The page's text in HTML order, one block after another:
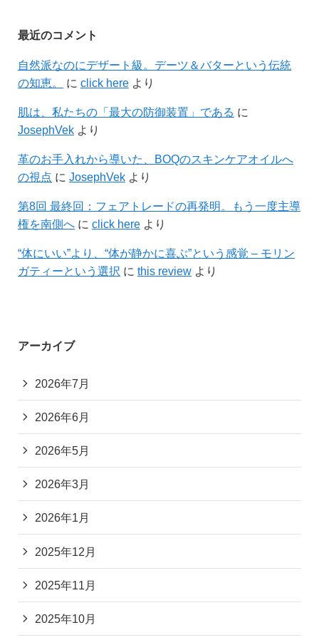
最近のコメント
自然派なのにデザート級。デーツ＆バターという伝統
の知恵。
に click hereより
肌は、私たちの「最大の防御装置」である に
JosephVekより
革のお手入れから導いた、BOQのスキンケアオイルへ
の視点 に JosephVekより
第8回 最終回：フェアトレードの再発明。もう一度主導
権を南側へに click hereより
“体にいい”より、“体が静かに喜ぶ”という感覚 – モリン
ガティーという選択 に this reviewより
アーカイブ
2026年7月
2026年6月
2026年5月
2026年3月
2026年1月
2025年12月
2025年11月
2025年10月